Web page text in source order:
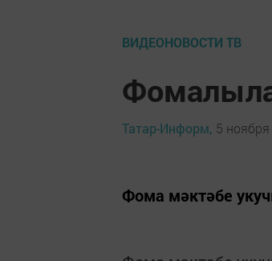
ВИДЕОНОВОСТИ ТВ
Татар-Информ, 5
Фома мәктәбе